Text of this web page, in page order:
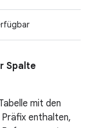
Spalte
mit den
Präfix enthalten,